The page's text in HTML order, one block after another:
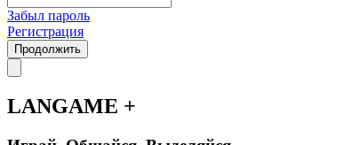
Забыл пароль
Регистрация
Продолжить
LANGAME +